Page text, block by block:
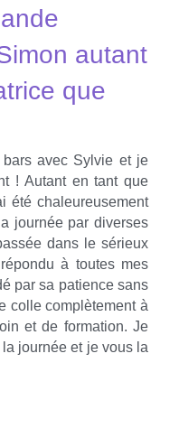
autant
que
bars avec Sylvie et je
! Autant en tant que
été chaleureusement
journée par diverses
dans le sérieux
à toutes mes
par sa patience sans
colle complètement à
et de formation. Je
journée et je vous la